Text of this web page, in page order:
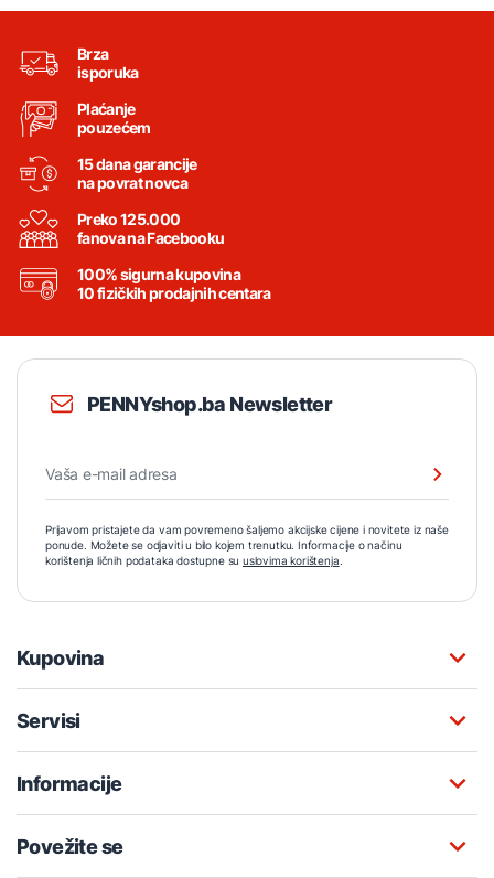
Brza
isporuka
Plaćanje
pouzećem
15 dana garancije
na povrat novca
Preko 125.000
fanova na Facebooku
100% sigurna kupovina
10 fizičkih prodajnih centara
PENNYshop.ba Newsletter
Prijavom pristajete da vam povremeno šaljemo akcijske cijene i novitete iz naše
ponude. Možete se odjaviti u bilo kojem trenutku. Informacije o načinu
korištenja ličnih podataka dostupne su uslovima korištenja.
Kupovina
Servisi
Informacije
Povežite se